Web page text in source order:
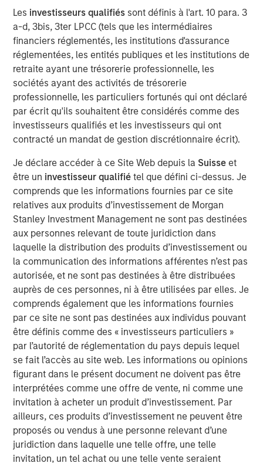
Les investisseurs qualifiés sont définis à l'art. 10 para. 3
a-d, 3bis, 3ter LPCC (tels que les intermédiaires
financiers réglementés, les institutions d'assurance
réglementées, les entités publiques et les institutions de
retraite ayant une trésorerie professionnelle, les
sociétés ayant des activités de trésorerie
professionnelle, les particuliers fortunés qui ont déclaré
par écrit qu'ils souhaitent être considérés comme des
investisseurs qualifiés et les investisseurs qui ont
contracté un mandat de gestion discrétionnaire écrit).
Je déclare accéder à ce Site Web depuis la Suisse et
être un investisseur qualifiétel que défini ci-dessus. Je
comprends que les informations fournies par ce site
relatives aux produits d’investissement de Morgan
Stanley Investment Management ne sont pas destinées
aux personnes relevant de toute juridiction dans
laquelle la distribution des produits d’investissement ou
la communication des informations afférentes n’est pas
autorisée, et ne sont pas destinées à être distribuées
auprès de ces personnes, ni à être utilisées par elles. Je
comprends également que les informations fournies
par ce site ne sont pas destinées aux individus pouvant
être définis comme des « investisseurs particuliers »
par l’autorité de réglementation du pays depuis lequel
se fait l’accès au site web. Les informations ou opinions
figurant dans le présent document ne doivent pas être
interprétées comme une offre de vente, ni comme une
invitation à acheter un produit d’investissement. Par
ailleurs, ces produits d’investissement ne peuvent être
proposés ou vendus à une personne relevant d’une
juridiction dans laquelle une telle offre, une telle
invitation, un tel achat ou une telle vente seraient
pumping and other complementary services in premier
U.S. oil and gas basins. Proceeds from MSEP’s investment
will be used to purchase state-of-the-art Tier IV pressure
pumping equipment specifically designed to maximize
pumping efficiency and meet the needs of E&P
customers’ modern completion designs.
The partnership with MSEP provides the Company with
capital and resources to significantly expand Catalyst’s
equipment fleet and service offerings. In connection with
MSEP’s equity investment, the Company expects to
introduce new pressure pumping and pump down
equipment into the Permian Basin in 3Q 2018 with
additional plans to expand its service offerings and
geographic footprint to support its customers.
Catalyst’s senior management team, led by Bobby
Chapman and Seth Moore, has decades of operating
experience in the pressure pumping business. Bobby
Chapman, CEO of Catalyst, said, “Our partnership with
Morgan Stanley Energy Partners provides Catalyst with a
strong sponsor and the world-class resources to build an
industry-leading oilfield services franchise. In light of the
high demands and specifications required in today’s
state-of-the-art completion techniques, we see a unique
opportunity to provide our customers with the industry’s
newest equipment and differentiated services that will
drive efficiency in their completion operations. We are
very excited to grow this business.”
John Moon, Managing Director and Head of Morgan
Stanley Energy Partners, said, “We are delighted to be
partnering with Catalyst to grow the Company into a
leading provider of high-end pressure pumping services.